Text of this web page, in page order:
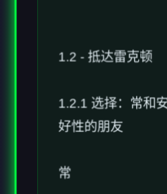
1.2.1 选择：常和
常
安妮 - 安妮+1